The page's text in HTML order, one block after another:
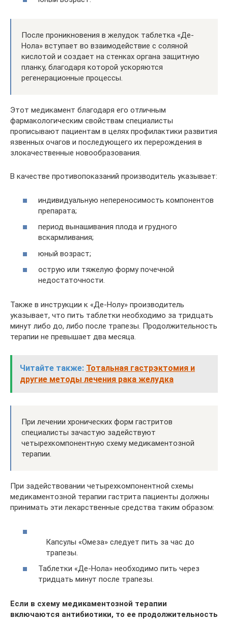
После проникновения в желудок таблетка «Де-
Нола» вступает во взаимодействие с соляной
кислотой и создает на стенках органа защитную
планку, благодаря которой ускоряются
регенерационные процессы.
Этот медикамент благодаря его отличным
фармакологическим свойствам специалисты
прописывают пациентам в целях профилактики развития
язвенных очагов и последующего их перерождения в
злокачественные новообразования.
В качестве противопоказаний производитель указывает:
индивидуальную непереносимость компонентов
препарата;
период вынашивания плода и грудного
вскармливания;
юный возраст;
острую или тяжелую форму почечной
недостаточности.
Также в инструкции к «Де-Нолу» производитель
указывает, что пить таблетки необходимо за тридцать
минут либо до, либо после трапезы. Продолжительность
терапии не превышает два месяца.
Читайте также: Тотальная гастрэктомия и
другие методы лечения рака желудка
При лечении хронических форм гастритов
специалисты зачастую задействуют
четырехкомпонентную схему медикаментозной
терапии.
При задействовании четырехкомпонентной схемы
медикаментозной терапии гастрита пациенты должны
принимать эти лекарственные средства таким образом:
Капсулы «Омеза» следует пить за час до
трапезы.
Таблетки «Де-Нола» необходимо пить через
тридцать минут после трапезы.
Если в схему медикаментозной терапии
включаются антибиотики, то ее продолжительность